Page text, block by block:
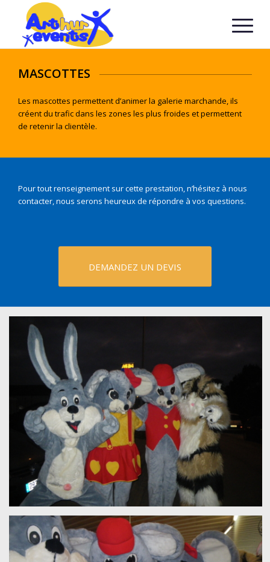
MASCOTTES
Les mascottes permettent d’animer la galerie marchande, ils
créent du trafic dans les zones les plus froides et permettent
de retenir la clientèle.
Pour tout renseignement sur cette prestation, n’hésitez à nous
contacter, nous serons heureux de répondre à vos questions.
DEMANDEZ UN DEVIS